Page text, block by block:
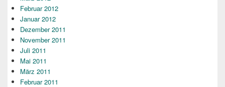
Februar 2012
Januar 2012
Dezember 2011
November 2011
Juli 2011
Mai 2011
März 2011
Februar 2011